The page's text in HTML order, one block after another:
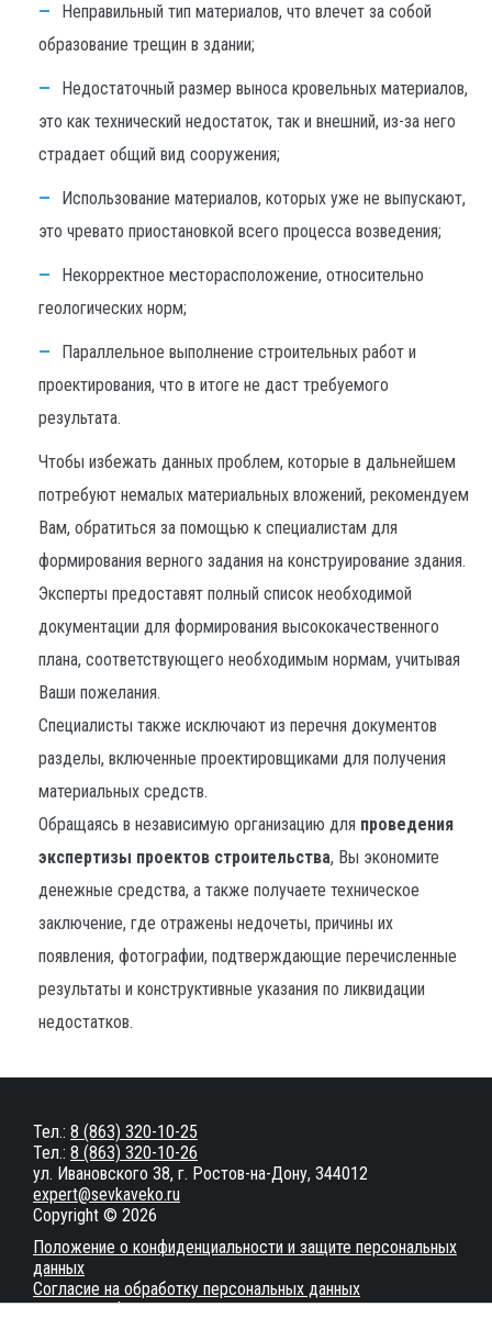
Неправильный тип материалов, что влечет за собой
образование трещин в здании;
Недостаточный размер выноса кровельных материалов,
это как технический недостаток, так и внешний, из-за него
страдает общий вид сооружения;
Использование материалов, которых уже не выпускают,
это чревато приостановкой всего процесса возведения;
Некорректное месторасположение, относительно
геологических норм;
Параллельное выполнение строительных работ и
проектирования, что в итоге не даст требуемого
результата.
Чтобы избежать данных проблем, которые в дальнейшем
потребуют немалых материальных вложений, рекомендуем
Вам, обратиться за помощью к специалистам для
формирования верного задания на конструирование здания.
Эксперты предоставят полный список необходимой
документации для формирования высококачественного
плана, соответствующего необходимым нормам, учитывая
Ваши пожелания.
Специалисты также исключают из перечня документов
разделы, включенные проектировщиками для получения
материальных средств.
Обращаясь в независимую организацию для проведения
экспертизы проектов строительства, Вы экономите
денежные средства, а также получаете техническое
заключение, где отражены недочеты, причины их
появления, фотографии, подтверждающие перечисленные
результаты и конструктивные указания по ликвидации
недостатков.
Тел.: 8 (863) 320-10-25
Тел.: 8 (863) 320-10-26
ул. Ивановского 38, г. Ростов-на-Дону, 344012
expert@sevkaveko.ru
Copyright © 2026
Положение о конфиденциальности и защите персональных
данных
Согласие на обработку персональных данных
Настройки файлов cookie